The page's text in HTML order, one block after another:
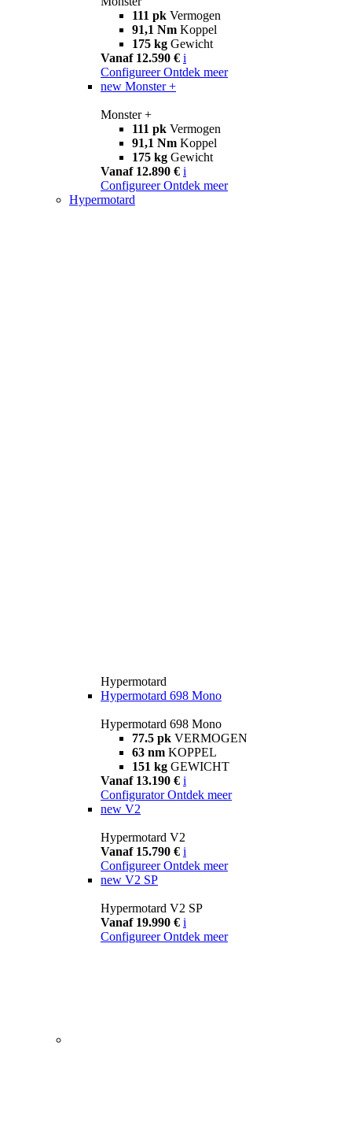
111 pk Vermogen
91,1 Nm Koppel
175 kg Gewicht
Vanaf 12.590 € i
Configureer Ontdek meer
new Monster +
Monster +
111 pk Vermogen
91,1 Nm Koppel
175 kg Gewicht
Vanaf 12.890 € i
Configureer Ontdek meer
Hypermotard
Hypermotard
Hypermotard 698 Mono
Hypermotard 698 Mono
77.5 pk VERMOGEN
63 nm KOPPEL
151 kg GEWICHT
Vanaf 13.190 € i
Configurator Ontdek meer
new V2
Hypermotard V2
Vanaf 15.790 € i
Configureer Ontdek meer
new V2 SP
Hypermotard V2 SP
Vanaf 19.990 € i
Configureer Ontdek meer